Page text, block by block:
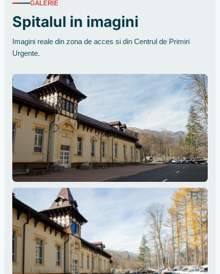
GALERIE
Spitalul in imagini
Imagini reale din zona de acces si din Centrul de Primiri
Urgente.